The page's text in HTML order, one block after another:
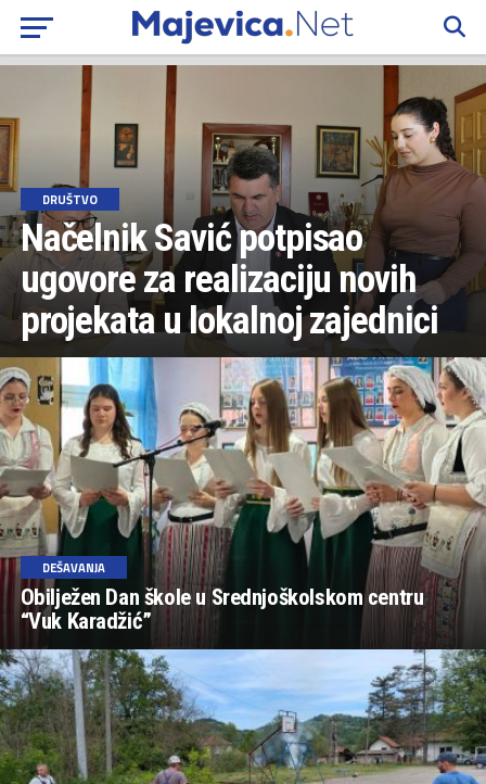
DRUŠTVO
Načelnik Savić potpisao
ugovore za realizaciju novih
projekata u lokalnoj zajednici
DEŠAVANJA
Obilježen Dan škole u Srednjoškolskom centru
“Vuk Karadžić”